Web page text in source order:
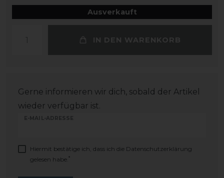
Ausverkauft
IN DEN WARENKORB
Gerne informieren wir dich, sobald der Artikel
wieder verfügbar ist.
E-MAIL-ADRESSE
Hiermit bestätige ich, dass ich die Daten­schutz­erklärung
gelesen habe. *